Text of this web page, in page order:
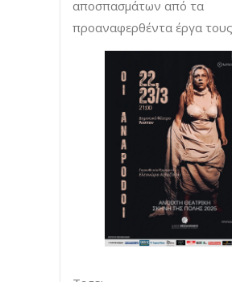
αποσπασμάτων από τα
προαναφερθέντα έργα